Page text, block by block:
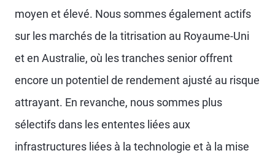
moyen et élevé. Nous sommes également actifs
sur les marchés de la titrisation au Royaume-Uni
et en Australie, où les tranches senior offrent
encore un potentiel de rendement ajusté au risque
attrayant. En revanche, nous sommes plus
sélectifs dans les ententes liées aux
infrastructures liées à la technologie et à la mise